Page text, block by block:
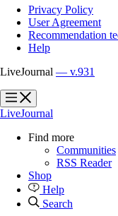
Privacy Policy
User Agreement
Recommendation
Help
LiveJournal — v.931
?
?
LiveJournal
Find more
Communities
RSS Reader
Shop
Help
Search